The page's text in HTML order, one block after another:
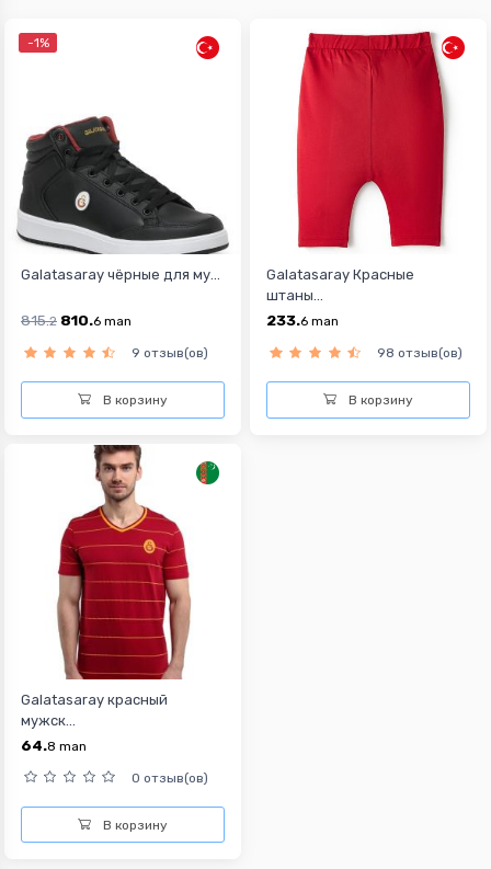
-1%
Galatasaray чёрные для му...
815.2 810.6 man
9 отзыв(ов)
В корзину
Galatasaray Красные
штаны...
233.6 man
98 отзыв(ов)
В корзину
Galatasaray красный
мужск...
64.8 man
0 отзыв(ов)
В корзину